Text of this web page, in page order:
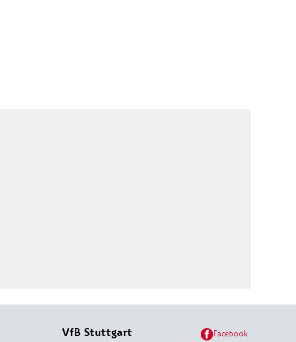
VfB Stuttgart Facebook